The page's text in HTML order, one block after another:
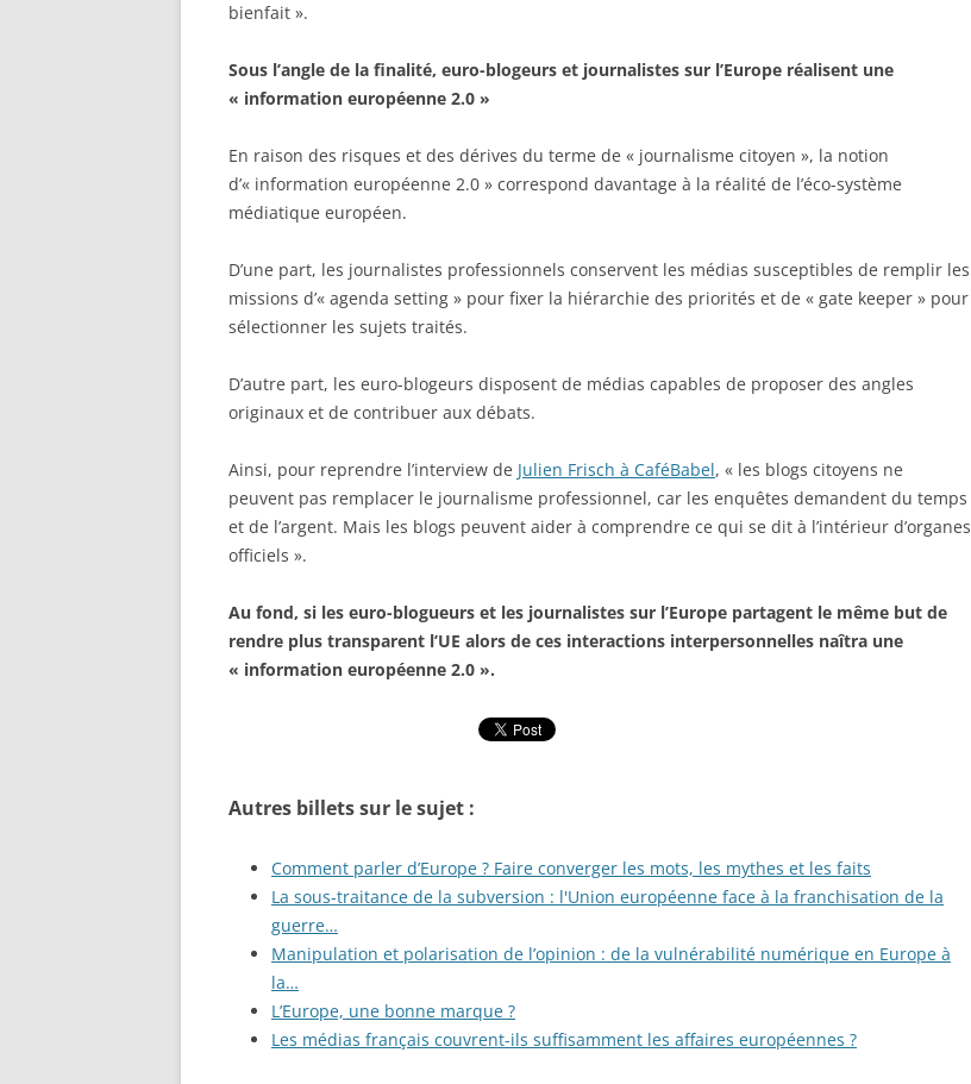
bienfait ».
Sous l’angle de la finalité, euro-blogeurs et journalistes sur l’Europe réalisent une
« information européenne 2.0 »
En raison des risques et des dérives du terme de « journalisme citoyen », la notion
d’« information européenne 2.0 » correspond davantage à la réalité de l’éco-système
médiatique européen.
D’une part, les journalistes professionnels conservent les médias susceptibles de remplir les
missions d’« agenda setting » pour fixer la hiérarchie des priorités et de « gate keeper » pour
sélectionner les sujets traités.
D’autre part, les euro-blogeurs disposent de médias capables de proposer des angles
originaux et de contribuer aux débats.
Ainsi, pour reprendre l’interview de Julien Frisch à CaféBabel, « les blogs citoyens ne
peuvent pas remplacer le journalisme professionnel, car les enquêtes demandent du temps
et de l’argent. Mais les blogs peuvent aider à comprendre ce qui se dit à l’intérieur d’organes
officiels ».
Au fond, si les euro-blogueurs et les journalistes sur l’Europe partagent le même but de
rendre plus transparent l’UE alors de ces interactions interpersonnelles naîtra une
« information européenne 2.0 ».
Autres billets sur le sujet :
Comment parler d’Europe ? Faire converger les mots, les mythes et les faits
La sous-traitance de la subversion : l'Union européenne face à la franchisation de la
guerre…
Manipulation et polarisation de l’opinion : de la vulnérabilité numérique en Europe à
la…
L’Europe, une bonne marque ?
Les médias français couvrent-ils suffisamment les affaires européennes ?